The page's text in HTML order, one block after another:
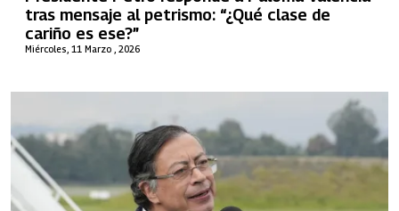
Miércoles, 11 Marzo , 2026
tras mensaje al petrismo: “¿Qué clase de
cariño es ese?”